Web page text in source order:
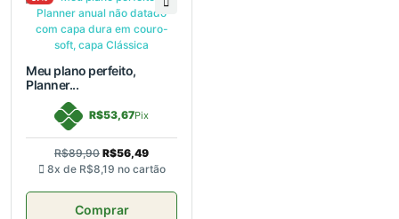
Meu plano perfeito,
Planner...
R$53,67Pix
R$89,90 R$56,49
8x de R$8,19 no cartão
Comprar